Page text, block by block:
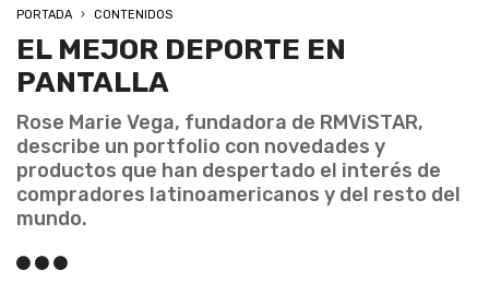
PORTADA CONTENIDOS
EL MEJOR DEPORTE EN
PANTALLA
Rose Marie Vega, fundadora de RMViSTAR,
describe un portfolio con novedades y
productos que han despertado el interés de
compradores latinoamericanos y del resto del
mundo.